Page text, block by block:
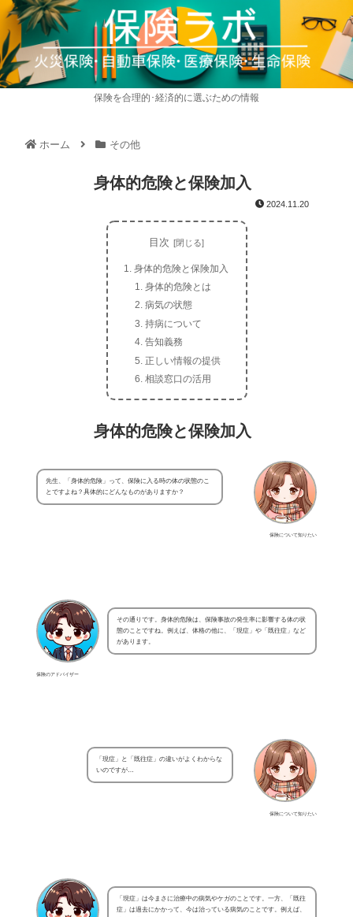
保険を合理的･経済的に選ぶための情報
ホーム その他
身体的危険と保険加入
2024.11.20
目次
身体的危険と保険加入
身体的危険とは
病気の状態
持病について
告知義務
正しい情報の提供
相談窓口の活用
身体的危険と保険加入
保険について知りたい
先生、「身体的危険」って、保険に入る時の体の状態のこ
とですよね？具体的にどんなものがありますか？
保険のアドバイザー
その通りです。身体的危険は、保険事故の発生率に影響する体の状
態のことですね。例えば、体格の他に、「現症」や「既往症」など
があります。
保険について知りたい
「現症」と「既往症」の違いがよくわからな
いのですが…
「現症」は今まさに治療中の病気やケガのことです。一方、「既往
症」は過去にかかって、今は治っている病気のことです。例えば、